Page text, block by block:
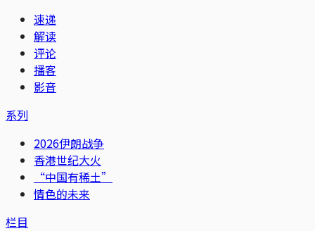
速递
解读
评论
播客
影音
系列
2026伊朗战争
香港世纪大火
“中国有稀土”
情色的未来
栏目